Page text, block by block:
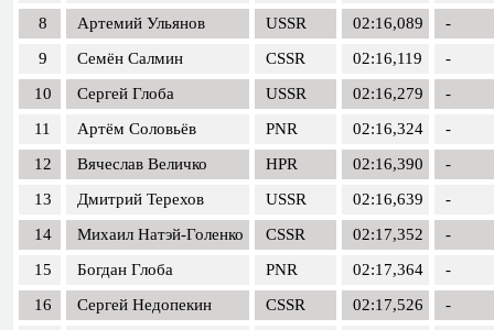
8
Артемий Ульянов USSR 02:16,089
-
9
Семён Салмин CSSR 02:16,119
-
10
Сергей Глоба USSR 02:16,279
-
11
Артём Соловьёв PNR 02:16,324
-
12
Вячеслав Величко HPR 02:16,390
-
13
Дмитрий Терехов USSR 02:16,639
-
14
Михаил Натэй-Голенко CSSR 02:17,352
-
15
Богдан Глоба PNR 02:17,364
-
16
Сергей Недопекин CSSR 02:17,526
-